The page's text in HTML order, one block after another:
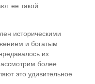
ее такой
историческими
и богатым
из
более
это удивительное